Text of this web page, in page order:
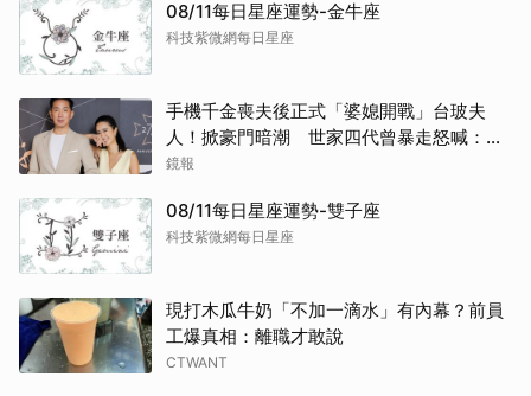
08/11每日星座運勢-金牛座
科技紫微網每日星座
手機千金喪夫後正式「婆媳開戰」台玻夫
人！掀豪門暗潮 世家四代曾暴走怒喊：我
只是一個年輕人
鏡報
08/11每日星座運勢-雙子座
科技紫微網每日星座
現打木瓜牛奶「不加一滴水」有內幕？前員
工爆真相：離職才敢說
CTWANT